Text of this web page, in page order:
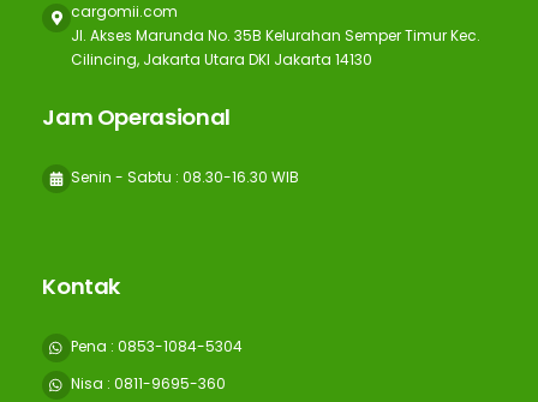
cargomii.com
Jl. Akses Marunda No. 35B Kelurahan Semper Timur Kec.
Cilincing, Jakarta Utara DKI Jakarta 14130
Jam Operasional
Senin - Sabtu : 08.30-16.30 WIB
Kontak
Pena : 0853-1084-5304
Nisa : 0811-9695-360